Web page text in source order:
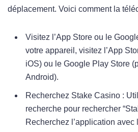
déplacement. Voici comment la
Visitez l’App Store ou le
votre appareil, visitez l’App
iOS) ou le Google Play Store
Android).
Recherchez Stake Casino :
recherche pour rechercher
Recherchez l’application avec